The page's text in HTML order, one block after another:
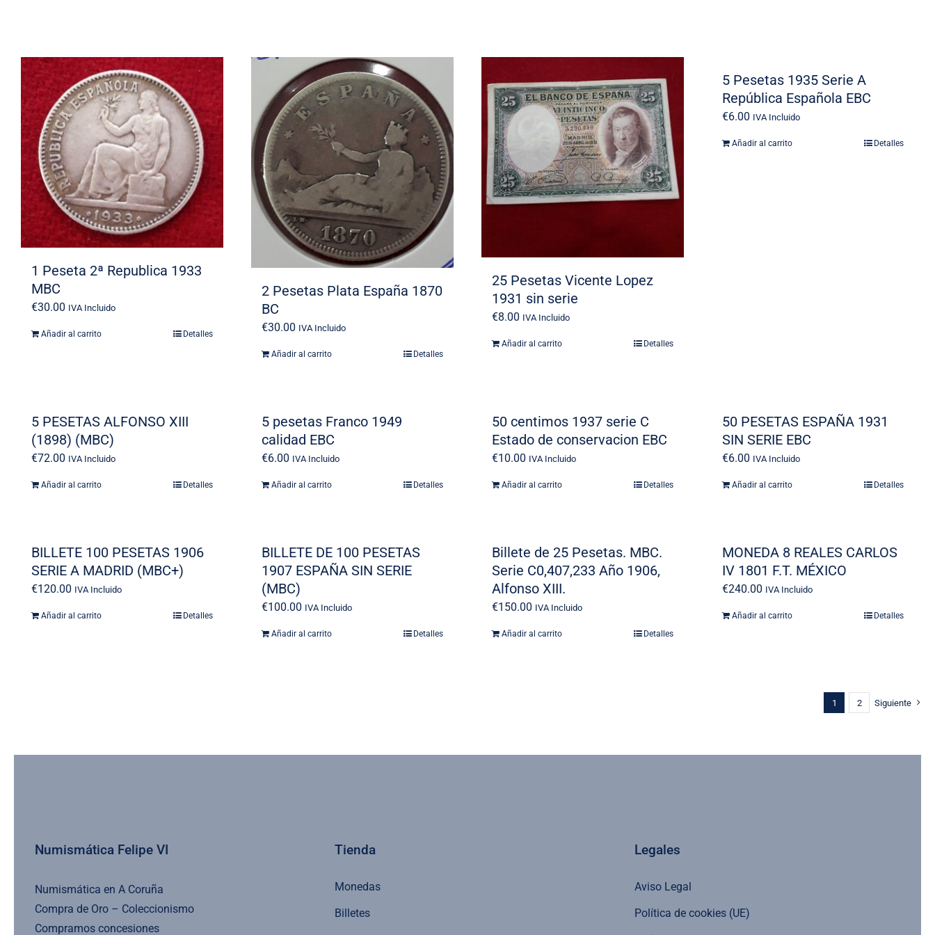
1 Peseta 2ª Republica 1933
MBC
€30.00 IVA Incluido
Añadir al carrito Detalles
2 Pesetas Plata España 1870
BC
€30.00 IVA Incluido
Añadir al carrito Detalles
25 Pesetas Vicente Lopez
1931 sin serie
€8.00 IVA Incluido
Añadir al carrito Detalles
5 Pesetas 1935 Serie A
República Española EBC
€6.00 IVA Incluido
Añadir al carrito Detalles
5 PESETAS ALFONSO XIII
(1898) (MBC)
€72.00 IVA Incluido
Añadir al carrito Detalles
5 pesetas Franco 1949
calidad EBC
€6.00 IVA Incluido
Añadir al carrito Detalles
50 centimos 1937 serie C
Estado de conservacion EBC
€10.00 IVA Incluido
Añadir al carrito Detalles
50 PESETAS ESPAÑA 1931
SIN SERIE EBC
€6.00 IVA Incluido
Añadir al carrito Detalles
BILLETE 100 PESETAS 1906
SERIE A MADRID (MBC+)
€120.00 IVA Incluido
Añadir al carrito Detalles
BILLETE DE 100 PESETAS
1907 ESPAÑA SIN SERIE
(MBC)
€100.00 IVA Incluido
Añadir al carrito Detalles
Billete de 25 Pesetas. MBC.
Serie C0,407,233 Año 1906,
Alfonso XIII.
€150.00 IVA Incluido
Añadir al carrito Detalles
MONEDA 8 REALES CARLOS
IV 1801 F.T. MÉXICO
€240.00 IVA Incluido
Añadir al carrito Detalles
1 2 Siguiente
Numismática Felipe VI
Numismática en A Coruña
Compra de Oro – Coleccionismo
Compramos concesiones
Tienda
Monedas
Billetes
Legales
Aviso Legal
Política de cookies (UE)